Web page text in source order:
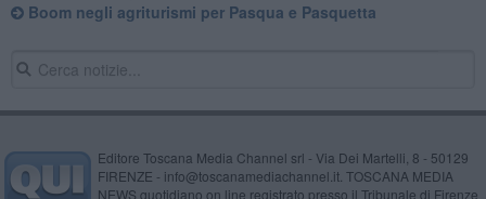
Boom negli agriturismi per Pasqua e Pasquetta
Editore Toscana Media Channel srl - Via Dei Martelli, 8 - 50129
FIRENZE - info@toscanamediachannel.it. TOSCANA MEDIA
NEWS quotidiano on line registrato presso il Tribunale di Firenze